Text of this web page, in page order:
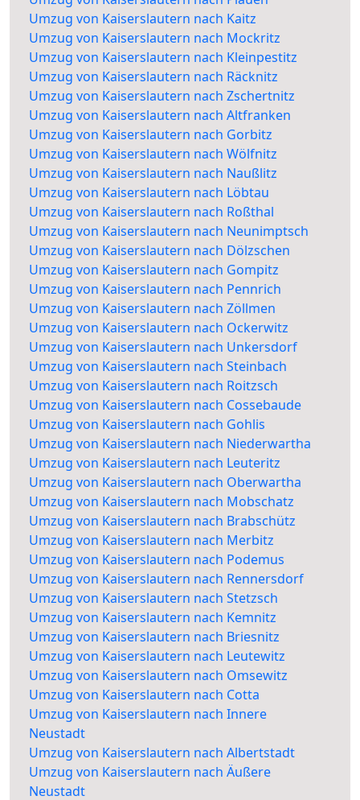
Umzug von Kaiserslautern nach Kaitz
Umzug von Kaiserslautern nach Mockritz
Umzug von Kaiserslautern nach Kleinpestitz
Umzug von Kaiserslautern nach Räcknitz
Umzug von Kaiserslautern nach Zschertnitz
Umzug von Kaiserslautern nach Altfranken
Umzug von Kaiserslautern nach Gorbitz
Umzug von Kaiserslautern nach Wölfnitz
Umzug von Kaiserslautern nach Naußlitz
Umzug von Kaiserslautern nach Löbtau
Umzug von Kaiserslautern nach Roßthal
Umzug von Kaiserslautern nach Neunimptsch
Umzug von Kaiserslautern nach Dölzschen
Umzug von Kaiserslautern nach Gompitz
Umzug von Kaiserslautern nach Pennrich
Umzug von Kaiserslautern nach Zöllmen
Umzug von Kaiserslautern nach Ockerwitz
Umzug von Kaiserslautern nach Unkersdorf
Umzug von Kaiserslautern nach Steinbach
Umzug von Kaiserslautern nach Roitzsch
Umzug von Kaiserslautern nach Cossebaude
Umzug von Kaiserslautern nach Gohlis
Umzug von Kaiserslautern nach Niederwartha
Umzug von Kaiserslautern nach Leuteritz
Umzug von Kaiserslautern nach Oberwartha
Umzug von Kaiserslautern nach Mobschatz
Umzug von Kaiserslautern nach Brabschütz
Umzug von Kaiserslautern nach Merbitz
Umzug von Kaiserslautern nach Podemus
Umzug von Kaiserslautern nach Rennersdorf
Umzug von Kaiserslautern nach Stetzsch
Umzug von Kaiserslautern nach Kemnitz
Umzug von Kaiserslautern nach Briesnitz
Umzug von Kaiserslautern nach Leutewitz
Umzug von Kaiserslautern nach Omsewitz
Umzug von Kaiserslautern nach Cotta
Umzug von Kaiserslautern nach Innere
Neustadt
Umzug von Kaiserslautern nach Albertstadt
Umzug von Kaiserslautern nach Äußere
Neustadt